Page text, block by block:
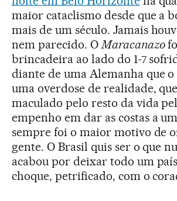
maior cataclismo desde que a
mais de um século. Jamais
nem parecido. O Maracanazo
brincadeira ao lado do 1-7
diante de uma Alemanha que
uma overdose de realidade,
maculado pelo resto da vida
empenho em dar as costas a
sempre foi o maior motivo de
gente. O Brasil quis ser o que
acabou por deixar todo um
choque, petrificado, com o